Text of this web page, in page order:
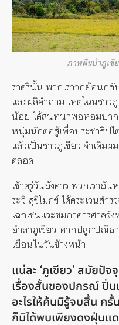
ภาพผืนป่าภูเขี
ราตรีนั้น พวกเราวกย้อนกลั
และผลิคำถาม เหตุไฉนชาว
น้อย ได้สนทนาพอหอมปาก
หนุ่มนักต่อสู้เพื่อประชาธิปไ
แล้วเป็นชาวภูเขียว จำเดิมผ
ตลอด
เช้าตรู่วันอังคาร พวกเราอั
ระวี สุขีโมกข์ ได้ตระเวนสำ
เฉกเช่นแวะชมอาคารศาลจั
อำลาภูเขียว หากปลูกปณิ
เยือนในวันข้างหน้า
แน่ละ ‘ภูเขียว’ สมัยปั
เรื่องสั้นของปกรณ์ ปิ่น
อะไรให้ค้นมิรู้จบสิ้น ครั้
ก็มิได้พบเพียงดงฝุ่นแ